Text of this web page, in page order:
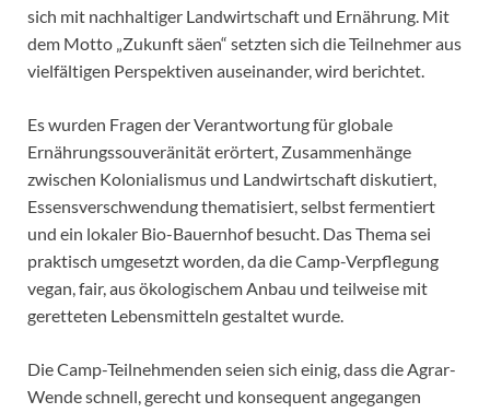
sich mit nachhaltiger Landwirtschaft und Ernährung. Mit
dem Motto „Zukunft säen“ setzten sich die Teilnehmer aus
vielfältigen Perspektiven auseinander, wird berichtet.
Es wurden Fragen der Verantwortung für globale
Ernährungssouveränität erörtert, Zusammenhänge
zwischen Kolonialismus und Landwirtschaft diskutiert,
Essensverschwendung thematisiert, selbst fermentiert
und ein lokaler Bio-Bauernhof besucht. Das Thema sei
praktisch umgesetzt worden, da die Camp-Verpflegung
vegan, fair, aus ökologischem Anbau und teilweise mit
geretteten Lebensmitteln gestaltet wurde.
Die Camp-Teilnehmenden seien sich einig, dass die Agrar-
Wende schnell, gerecht und konsequent angegangen